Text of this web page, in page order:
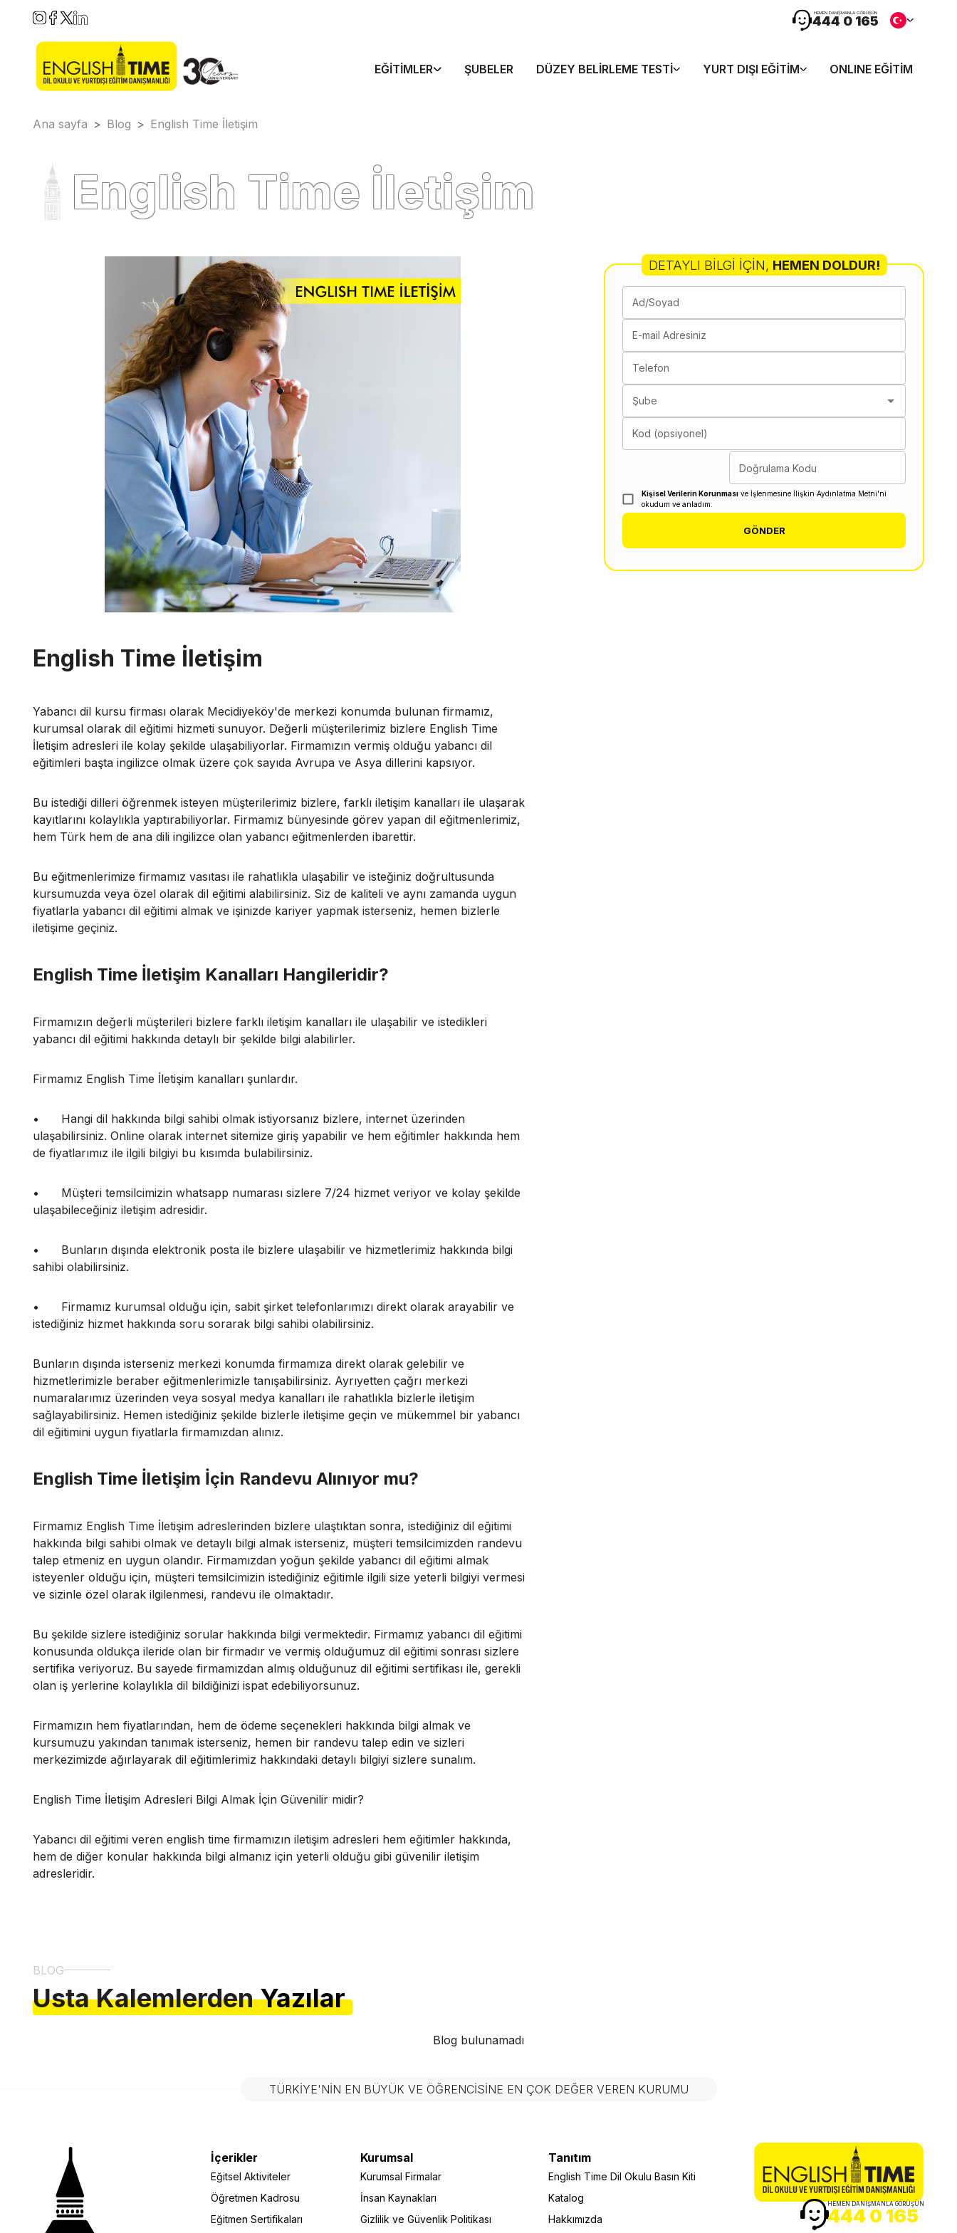
HEMEN DANIŞMANLA GÖRÜŞÜN
444 0 165
EĞITIMLER ŞUBELER DÜZEY BELIRLEME TESTI YURT DIŞI EĞITIM ONLINE EĞITIM
Ana sayfa > Blog > English Time İletişim
English Time İletişim
English Time İletişim
Yabancı dil kursu firması olarak Mecidiyeköy'de merkezi konumda bulunan firmamız,
kurumsal olarak dil eğitimi hizmeti sunuyor. Değerli müşterilerimiz bizlere English Time
İletişim adresleri ile kolay şekilde ulaşabiliyorlar. Firmamızın vermiş olduğu yabancı dil
eğitimleri başta ingilizce olmak üzere çok sayıda Avrupa ve Asya dillerini kapsıyor.
Bu istediği dilleri öğrenmek isteyen müşterilerimiz bizlere, farklı iletişim kanalları ile ulaşarak
kayıtlarını kolaylıkla yaptırabiliyorlar. Firmamız bünyesinde görev yapan dil eğitmenlerimiz,
hem Türk hem de ana dili ingilizce olan yabancı eğitmenlerden ibarettir.
Bu eğitmenlerimize firmamız vasıtası ile rahatlıkla ulaşabilir ve isteğiniz doğrultusunda
kursumuzda veya özel olarak dil eğitimi alabilirsiniz. Siz de kaliteli ve aynı zamanda uygun
fiyatlarla yabancı dil eğitimi almak ve işinizde kariyer yapmak isterseniz, hemen bizlerle
iletişime geçiniz.
English Time İletişim Kanalları Hangileridir?
Firmamızın değerli müşterileri bizlere farklı iletişim kanalları ile ulaşabilir ve istedikleri
yabancı dil eğitimi hakkında detaylı bir şekilde bilgi alabilirler.
Firmamız English Time İletişim kanalları şunlardır.
•
Hangi dil hakkında bilgi sahibi olmak istiyorsanız bizlere, internet üzerinden
ulaşabilirsiniz. Online olarak internet sitemize giriş yapabilir ve hem eğitimler hakkında hem
de fiyatlarımız ile ilgili bilgiyi bu kısımda bulabilirsiniz.
•
Müşteri temsilcimizin whatsapp numarası sizlere 7/24 hizmet veriyor ve kolay şekilde
ulaşabileceğiniz iletişim adresidir.
•
Bunların dışında elektronik posta ile bizlere ulaşabilir ve hizmetlerimiz hakkında bilgi
sahibi olabilirsiniz.
•
Firmamız kurumsal olduğu için, sabit şirket telefonlarımızı direkt olarak arayabilir ve
istediğiniz hizmet hakkında soru sorarak bilgi sahibi olabilirsiniz.
Bunların dışında isterseniz merkezi konumda firmamıza direkt olarak gelebilir ve
hizmetlerimizle beraber eğitmenlerimizle tanışabilirsiniz. Ayrıyetten çağrı merkezi
numaralarımız üzerinden veya sosyal medya kanalları ile rahatlıkla bizlerle iletişim
sağlayabilirsiniz. Hemen istediğiniz şekilde bizlerle iletişime geçin ve mükemmel bir yabancı
dil eğitimini uygun fiyatlarla firmamızdan alınız.
English Time İletişim İçin Randevu Alınıyor mu?
Firmamız English Time İletişim adreslerinden bizlere ulaştıktan sonra, istediğiniz dil eğitimi
hakkında bilgi sahibi olmak ve detaylı bilgi almak isterseniz, müşteri temsilcimizden randevu
talep etmeniz en uygun olandır. Firmamızdan yoğun şekilde yabancı dil eğitimi almak
isteyenler olduğu için, müşteri temsilcimizin istediğiniz eğitimle ilgili size yeterli bilgiyi vermesi
ve sizinle özel olarak ilgilenmesi, randevu ile olmaktadır.
Bu şekilde sizlere istediğiniz sorular hakkında bilgi vermektedir. Firmamız yabancı dil eğitimi
konusunda oldukça ileride olan bir firmadır ve vermiş olduğumuz dil eğitimi sonrası sizlere
sertifika veriyoruz. Bu sayede firmamızdan almış olduğunuz dil eğitimi sertifikası ile, gerekli
olan iş yerlerine kolaylıkla dil bildiğinizi ispat edebiliyorsunuz.
Firmamızın hem fiyatlarından, hem de ödeme seçenekleri hakkında bilgi almak ve
kursumuzu yakından tanımak isterseniz, hemen bir randevu talep edin ve sizleri
merkezimizde ağırlayarak dil eğitimlerimiz hakkındaki detaylı bilgiyi sizlere sunalım.
English Time İletişim Adresleri Bilgi Almak İçin Güvenilir midir?
Yabancı dil eğitimi veren english time firmamızın iletişim adresleri hem eğitimler hakkında,
hem de diğer konular hakkında bilgi almanız için yeterli olduğu gibi güvenilir iletişim
adresleridir.
DETAYLI BILGI İÇIN, HEMEN DOLDUR!
Ad/Soyad
E-mail Adresiniz
Telefon
Şube
Kod (opsiyonel)
Doğrulama Kodu
Kişisel Verilerin Korunması ve İşlenmesine İlişkin Aydınlatma Metni'ni
okudum ve anladım.
GÖNDER
BLOG
Usta Kalemlerden Yazılar
Blog bulunamadı
TÜRKIYE'NIN EN BÜYÜK VE ÖĞRENCISINE EN ÇOK DEĞER VEREN KURUMU
İçerikler
Eğitsel Aktiviteler
Öğretmen Kadrosu
Eğitmen Sertifikaları
Kurumsal
Kurumsal Firmalar
İnsan Kaynakları
Gizlilik ve Güvenlik Politikası
Tanıtım
English Time Dil Okulu Basın Kiti
Katalog
Hakkımızda
HEMEN DANIŞMANLA GÖRÜŞÜN
444 0 165